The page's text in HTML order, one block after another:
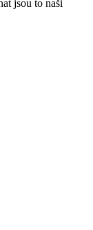
jsou to naši